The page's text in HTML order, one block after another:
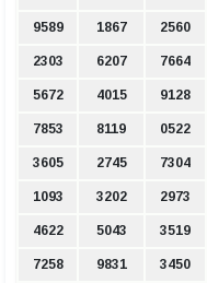
9589 1867 2560
2303 6207 7664
5672 4015 9128
7853 8119 0522
3605 2745 7304
1093 3202 2973
4622 5043 3519
7258 9831 3450